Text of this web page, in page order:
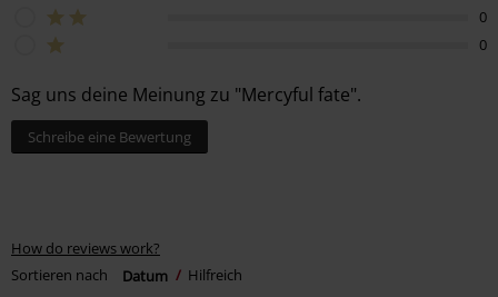
0
0
Sag uns deine Meinung zu "Mercyful fate".
Schreibe eine Bewertung
How do reviews work?
Sortieren nach
Datum Hilfreich